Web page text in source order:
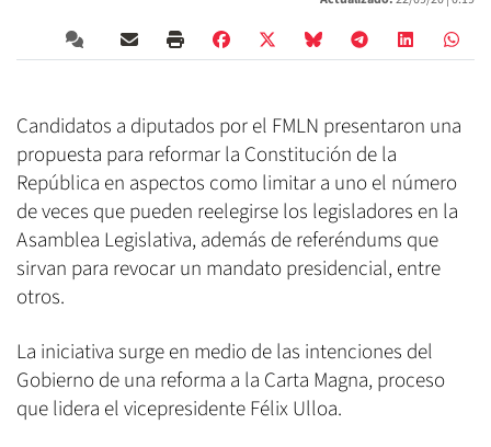
Candidatos a diputados por el FMLN presentaron una
propuesta para reformar la Constitución de la
República en aspectos como limitar a uno el número
de veces que pueden reelegirse los legisladores en la
Asamblea Legislativa, además de referéndums que
sirvan para revocar un mandato presidencial, entre
otros.
La iniciativa surge en medio de las intenciones del
Gobierno de una reforma a la Carta Magna, proceso
que lidera el vicepresidente Félix Ulloa.